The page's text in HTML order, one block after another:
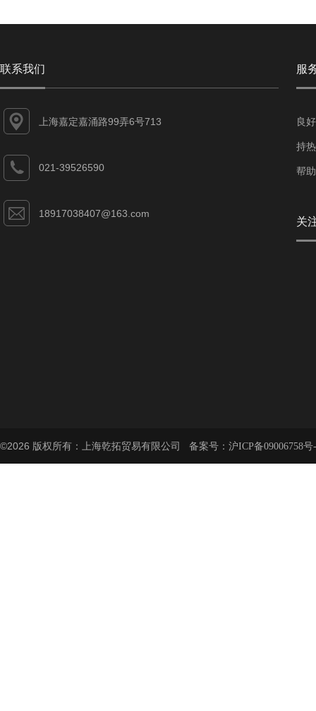
联系我们
上海嘉定嘉涌路99弄6号713
021-39526590
18917038407@163.com
服
良
持
帮
关
©2026 版权所有：上海乾拓贸易有限公司 备案号： 沪ICP备09006758号